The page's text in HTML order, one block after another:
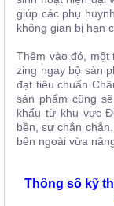
giúp các phụ
không gian bị hạn
Thêm vào đó, một
zing ngay bộ sản
đạt tiêu chuẩn
sản phẩm cũng
khẩu từ khu vực
bền, sự chắn
bên ngoài vừa
Thông số kỹ